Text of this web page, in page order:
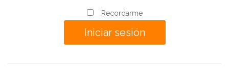
Recordarme